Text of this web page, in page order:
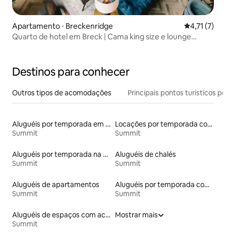
Apartamento ⋅ Breckenridge 4,71 de
4,71 (7)
Quarto de hotel em Breck | Cama king size e lounge
Destinos para conhecer
Outros tipos de acomodações Principais pontos turísticos
Aluguéis por temporada em resorts
Summit
Locações por temporada com piscina
Summit
Aluguéis por temporada na orla
Summit
Aluguéis de chalés
Summit
Aluguéis de apartamentos
Summit
Aluguéis por temporada com acesso ao lago
Summit
Aluguéis de espaços com acesso direto a pistas de esqui
Summit
Mostrar mais